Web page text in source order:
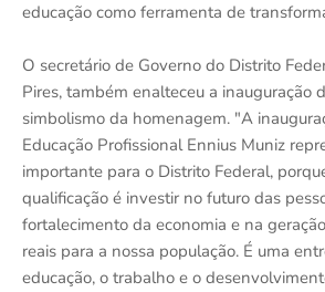
educação como ferramenta de
O secretário de Governo do Distrito
Pires, também enalteceu a inauguração
simbolismo da homenagem. "A
Educação Profissional Ennius Muniz
importante para o Distrito Federal,
qualificação é investir no futuro das
fortalecimento da economia e na
reais para a nossa população. É uma
educação, o trabalho e o